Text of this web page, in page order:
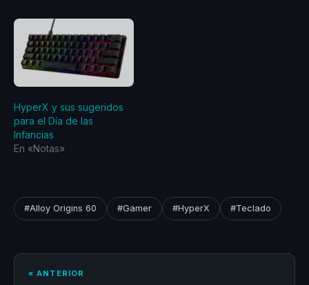
HyperX y sus sugeridos
para el Día de las
Infancias
En «Notas»
#Alloy Origins 60 #Gamer #HyperX #Teclado
« ANTERIOR